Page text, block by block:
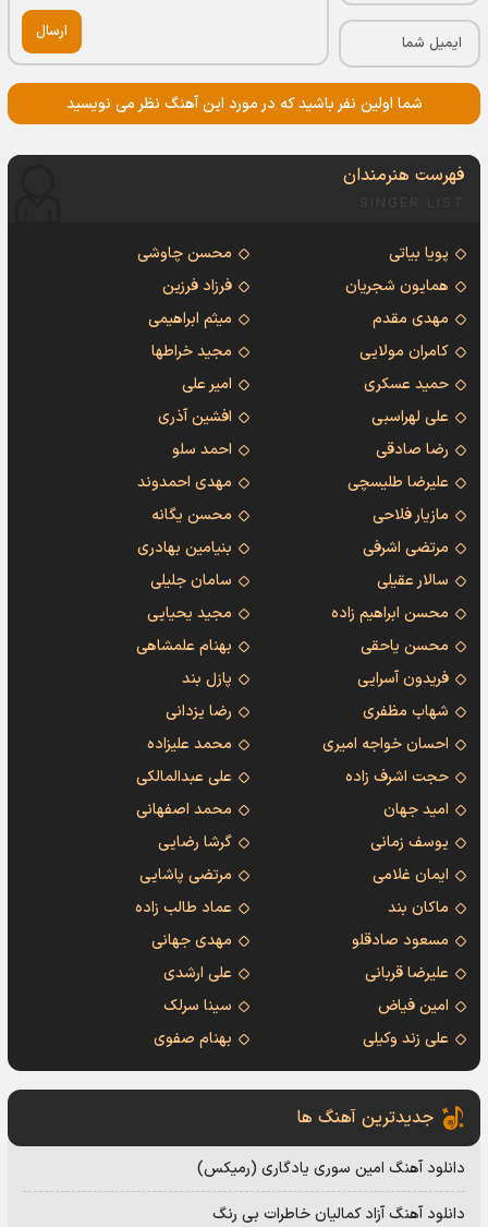
ارسال
شما اولین نفر باشید که در مورد این آهنگ نظر می نویسید
فهرست هنرمندان
پویا بیاتی
محسن چاوشی
همایون شجریان
فرزاد فرزین
مهدی مقدم
میثم ابراهیمی
کامران مولایی
مجید خراطها
حمید عسکری
امیر علی
علی لهراسبی
افشین آذری
رضا صادقی
احمد سلو
علیرضا طلیسچی
مهدی احمدوند
مازیار فلاحی
محسن یگانه
مرتضی اشرفی
بنیامین بهادری
سالار عقیلی
سامان جلیلی
محسن ابراهیم زاده
مجید یحیایی
محسن یاحقی
بهنام علمشاهی
فریدون آسرایی
پازل بند
شهاب مظفری
رضا یزدانی
احسان خواجه امیری
محمد علیزاده
حجت اشرف زاده
علی عبدالمالکی
امید جهان
محمد اصفهانی
یوسف زمانی
گرشا رضایی
ایمان غلامی
مرتضی پاشایی
ماکان بند
عماد طالب زاده
مسعود صادقلو
مهدی جهانی
علیرضا قربانی
علی ارشدی
امین فیاض
سینا سرلک
علی زند وکیلی
بهنام صفوی
جدیدترین آهنگ ها
دانلود آهنگ امین سوری یادگاری (رمیکس)
دانلود آهنگ آزاد کمالیان خاطرات بی رنگ